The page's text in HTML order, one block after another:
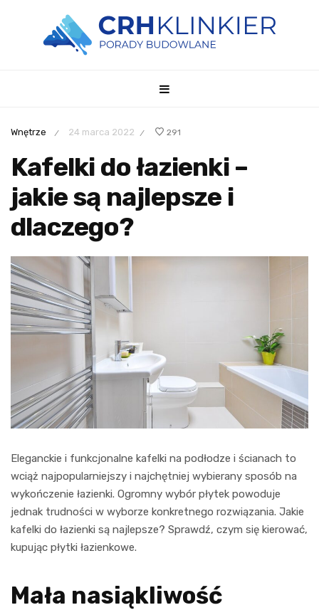
Wnętrze / 24 marca 2022 / 291
Kafelki do łazienki –
jakie są najlepsze i
dlaczego?
Eleganckie i funkcjonalne kafelki na podłodze i ścianach to
wciąż najpopularniejszy i najchętniej wybierany sposób na
wykończenie łazienki. Ogromny wybór płytek powoduje
jednak trudności w wyborze konkretnego rozwiązania. Jakie
kafelki do łazienki są najlepsze? Sprawdź, czym się kierować,
kupując płytki łazienkowe.
Mała nasiąkliwość